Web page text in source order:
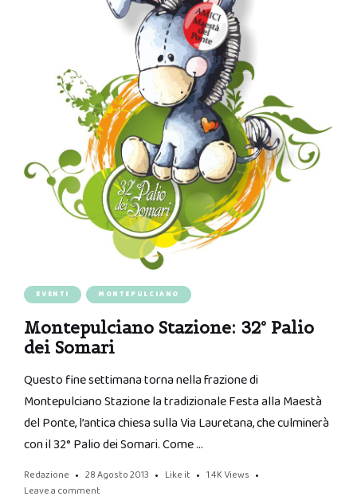
EVENTI MONTEPULCIANO
Montepulciano Stazione: 32° Palio
dei Somari
Questo fine settimana torna nella frazione di
Montepulciano Stazione la tradizionale Festa alla Maestà
del Ponte, l’antica chiesa sulla Via Lauretana, che culminerà
con il 32° Palio dei Somari. Come …
Redazione 28 Agosto 2013 Like it 1.4K Views
Leave a comment